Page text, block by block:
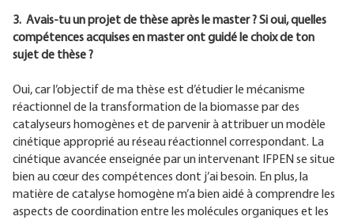
3. Avais-tu un projet de thèse après le master ? Si oui, quelles
compétences acquises en master ont guidé le choix de ton
sujet de thèse ?
Oui, car l’objectif de ma thèse est d’étudier le mécanisme
réactionnel de la transformation de la biomasse par des
catalyseurs homogènes et de parvenir à attribuer un modèle
cinétique approprié au réseau réactionnel correspondant. La
cinétique avancée enseignée par un intervenant IFPEN se situe
bien au cœur des compétences dont j’ai besoin. En plus, la
matière de catalyse homogène m’a bien aidé à comprendre les
aspects de coordination entre les molécules organiques et les